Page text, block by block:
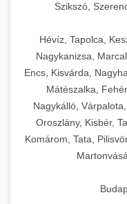
Szikszó,
Hévíz, Tapolca,
Nagykanizsa,
Encs, Kisvárda,
Mátészalka,
Nagykálló,
Oroszlány, Kisbér,
Komárom, Tata,